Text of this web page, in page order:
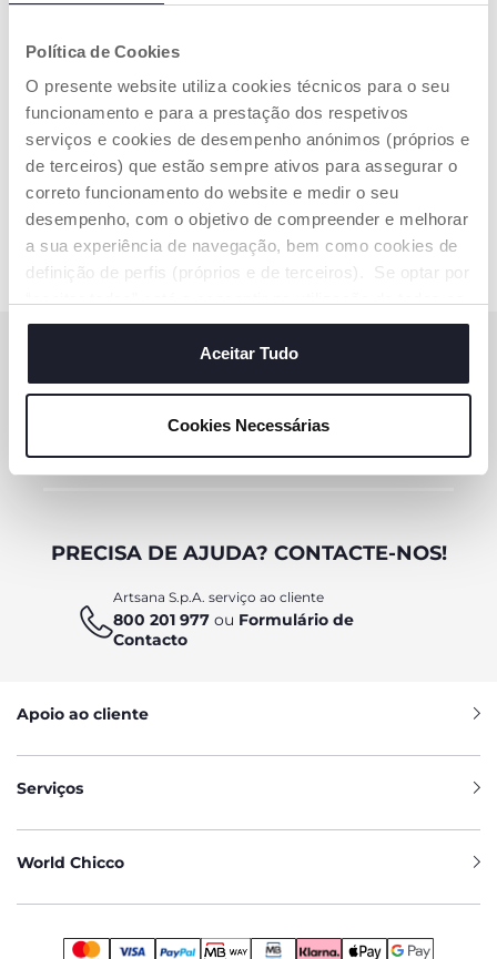
Política de Cookies
O presente website utiliza cookies técnicos para o seu
funcionamento e para a prestação dos respetivos
serviços e cookies de desempenho anónimos (próprios e
de terceiros) que estão sempre ativos para assegurar o
correto funcionamento do website e medir o seu
desempenho, com o objetivo de compreender e melhorar
a sua experiência de navegação, bem como cookies de
definição de perfis (próprios e de terceiros). Se optar por
cookies. Se quiser saber mais, alterar ou revogar o
consentimento de todos ou de alguns cookies, clique em
"mostrar detalhes". Ao fechar este aviso, está a
são necessários e essenciais para garantir o
funcionamento desta página.
Aceitar Tudo
Cookies Necessárias
Roca Coelhinho DouDou
€ 12,99
ADICIONAR
SUBSCREVA A NOSSA NEWSLETTER
Ganhe 10€ de desconto na sua compra online
PRECISA DE AJUDA? CONTACTE-NOS!
Artsana S.p.A. serviço ao cliente
800 201 977 ou Formulário de
Contacto
Apoio ao cliente
Serviços
World Chicco